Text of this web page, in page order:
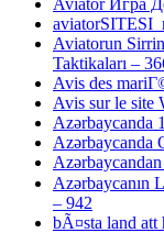
Aviator Игра
Aviatorun
Taktikaları –
Avis des
Avis sur le site
Azərbaycanda
Azərbaycanda
Azərbaycanın
– 942
bÃ¤sta land att